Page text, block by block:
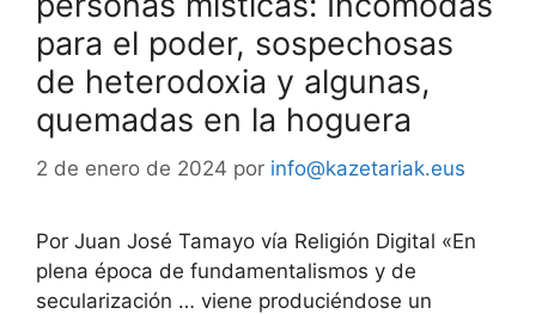
para el poder, sospechosas
de heterodoxia y algunas,
quemadas en la hoguera
2 de enero de 2024 por info@kazetariak.eus
Por Juan José Tamayo vía Religión Digital «En
plena época de fundamentalismos y de
secularización … viene produciéndose un